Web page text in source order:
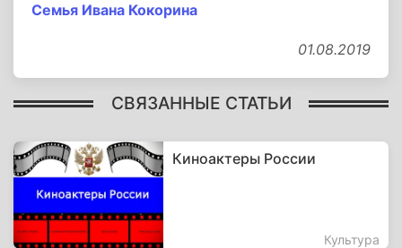
Семья Ивана Кокорина
01.08.2019
СВЯЗАННЫЕ СТАТЬИ
Киноактеры России
Культура